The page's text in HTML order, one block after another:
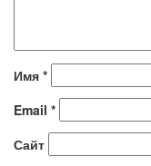
Имя *
Email *
Сайт